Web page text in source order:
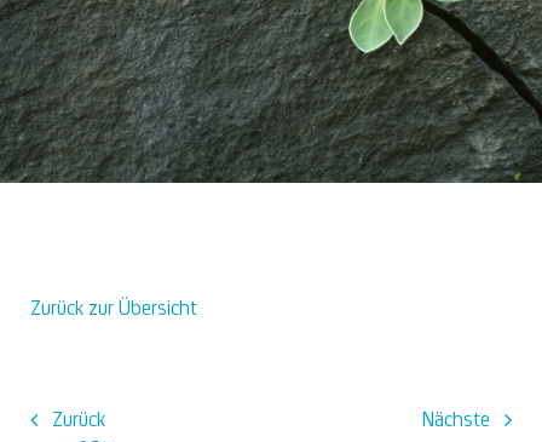
Über uns
Zurück zur Übersicht
Zurück Nächste